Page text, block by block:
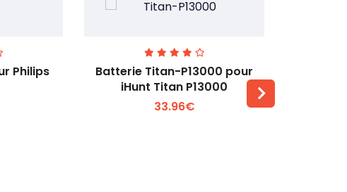
Philips
Voir plus +
Batterie Titan-P13000 pour
iHunt Titan P13000
33.96€